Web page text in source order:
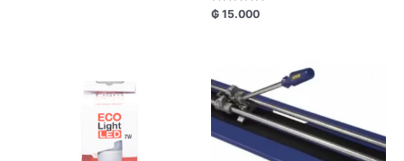
Valorado
con
₲ 15.000